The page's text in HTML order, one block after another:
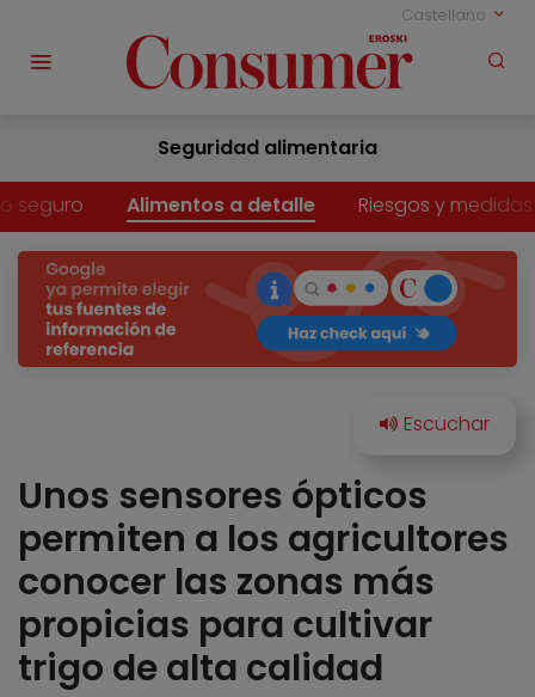
Castellano
Seguridad alimentaria
seguro Alimentos a detalle Riesgos y medidas
Unos sensores ópticos
permiten a los agricultores
conocer las zonas más
propicias para cultivar
trigo de alta calidad